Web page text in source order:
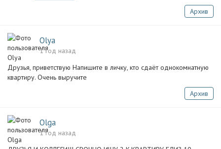
Архив
Olya
1 год назад
Друзья, приветствую Напишите в личку, кто сдаёт однокомнатную
квартиру. Очень выручите
Архив
Olga
1 год назад